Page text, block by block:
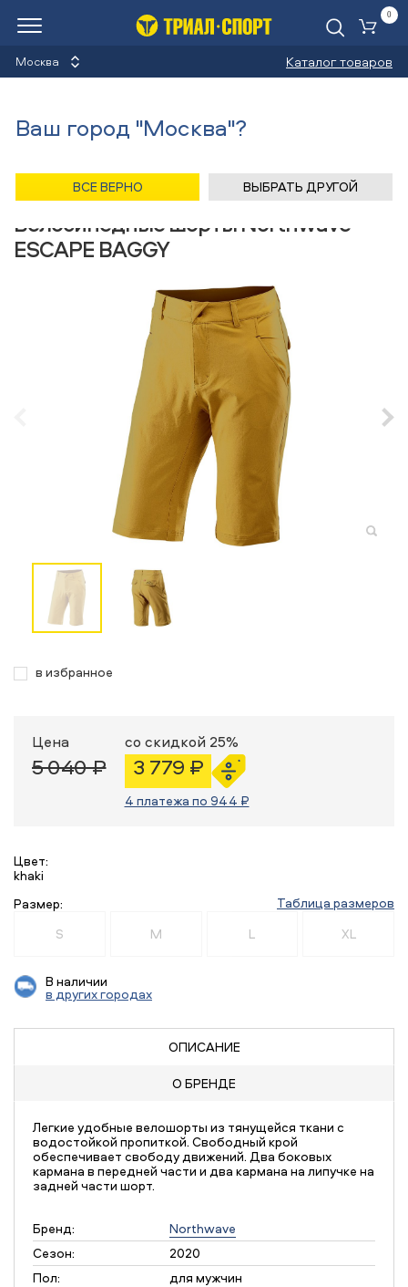
Москва Каталог товаров
0
Велосипедные шорты Northwave
ESCAPE BAGGY
в избранное
Цена
5 040 ₽
со скидкой 25%
3 779 ₽
4 платежа по 944 ₽
Цвет:
khaki
Размер:
Таблица размеров
S
M L XL
В наличии
в других городах
ОПИСАНИЕ
О БРЕНДЕ
Легкие удобные велошорты из тянущейся ткани с
водостойкой пропиткой. Свободный крой
обеспечивает свободу движений. Два боковых
кармана в передней части и два кармана на липучке на
задней части шорт.
Бренд:
Northwave
Сезон:
2020
Пол:
для мужчин
Ваш город "Москва"?
ВСЕ ВЕРНО ВЫБРАТЬ ДРУГОЙ